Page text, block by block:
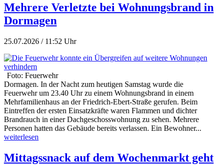
Mehrere Verletzte bei Wohnungsbrand in
Dormagen
25.07.2026 / 11:52 Uhr
Foto: Feuerwehr
Dormagen. In der Nacht zum heutigen Samstag wurde die
Feuerwehr um 23.40 Uhr zu einem Wohnungsbrand in einem
Mehrfamilienhaus an der Friedrich-Ebert-Straße gerufen. Beim
Eintreffen der ersten Einsatzkräfte waren Flammen und dichter
Brandrauch in einer Dachgeschosswohnung zu sehen. Mehrere
Personen hatten das Gebäude bereits verlassen. Ein Bewohner...
weiterlesen
Mittagssnack auf dem Wochenmarkt geht